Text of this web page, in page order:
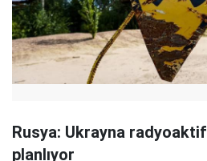
Rusya: Ukrayna
planlıyor